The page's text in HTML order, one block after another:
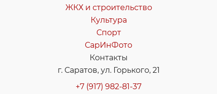
ЖКХ и строительство
Культура
Спорт
СарИнФото
Контакты
г. Саратов, ул. Горького, 21
+7 (917) 982-81-37